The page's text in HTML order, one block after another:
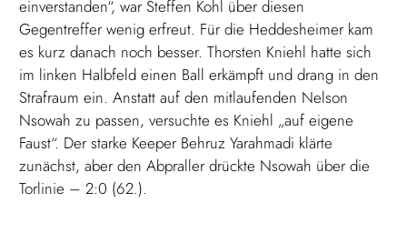
einverstanden“, war Steffen Kohl über diesen
Gegentreffer wenig erfreut. Für die Heddesheimer kam
es kurz danach noch besser. Thorsten Kniehl hatte sich
im linken Halbfeld einen Ball erkämpft und drang in den
Strafraum ein. Anstatt auf den mitlaufenden Nelson
Nsowah zu passen, versuchte es Kniehl „auf eigene
Faust“. Der starke Keeper Behruz Yarahmadi klärte
zunächst, aber den Abpraller drückte Nsowah über die
Torlinie – 2:0 (62.).